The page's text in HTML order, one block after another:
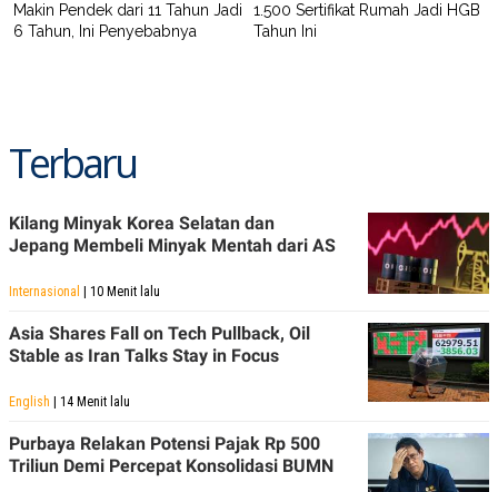
Makin Pendek dari 11 Tahun Jadi
6 Tahun, Ini Penyebabnya
1.500 Sertifikat Rumah Jadi HGB
Tahun Ini
Terbaru
Kilang Minyak Korea Selatan dan
Jepang Membeli Minyak Mentah dari AS
Internasional | 10 Menit lalu
Asia Shares Fall on Tech Pullback, Oil
Stable as Iran Talks Stay in Focus
English | 14 Menit lalu
Purbaya Relakan Potensi Pajak Rp 500
Triliun Demi Percepat Konsolidasi BUMN